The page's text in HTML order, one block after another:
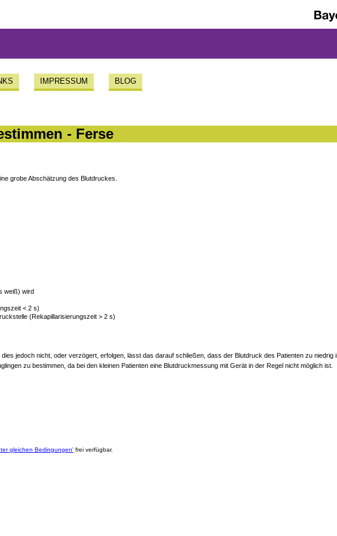
IMPRESSUM BLOG
- Ferse
grobe Abschätzung des Blutdruckes.
weiß) wird
< 2 s)
(Rekapillarisierungszeit > 2 s)
jedoch nicht, oder verzögert, erfolgen, lässt das darauf schließen, dass der Blutdruck des Patienten zu niedrig
zu bestimmen, da bei den kleinen Patienten eine Blutdruckmessung mit Gerät in der Regel nicht möglich ist.
gleichen Bedingungen' frei verfügbar.